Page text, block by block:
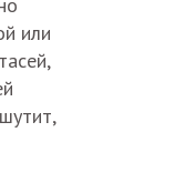
или